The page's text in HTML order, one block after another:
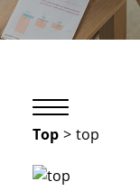
Top > top